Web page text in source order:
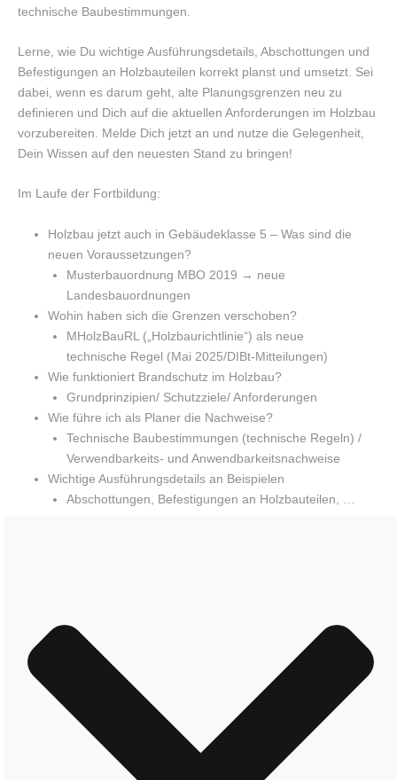
technische Baubestimmungen.
Lerne, wie Du wichtige Ausführungsdetails, Abschottungen und
Befestigungen an Holzbauteilen korrekt planst und umsetzt. Sei
dabei, wenn es darum geht, alte Planungsgrenzen neu zu
definieren und Dich auf die aktuellen Anforderungen im Holzbau
vorzubereiten. Melde Dich jetzt an und nutze die Gelegenheit,
Dein Wissen auf den neuesten Stand zu bringen!
Im Laufe der Fortbildung:
Holzbau jetzt auch in Gebäudeklasse 5 – Was sind die
neuen Voraussetzungen?
Musterbauordnung MBO 2019 → neue
Landesbauordnungen
Wohin haben sich die Grenzen verschoben?
MHolzBauRL („Holzbaurichtlinie“) als neue
technische Regel (Mai 2025/DIBt-Mitteilungen)
Wie funktioniert Brandschutz im Holzbau?
Grundprinzipien/ Schutzziele/ Anforderungen
Wie führe ich als Planer die Nachweise?
Technische Baubestimmungen (technische Regeln) /
Verwendbarkeits- und Anwendbarkeitsnachweise
Wichtige Ausführungsdetails an Beispielen
Abschottungen, Befestigungen an Holzbauteilen, …